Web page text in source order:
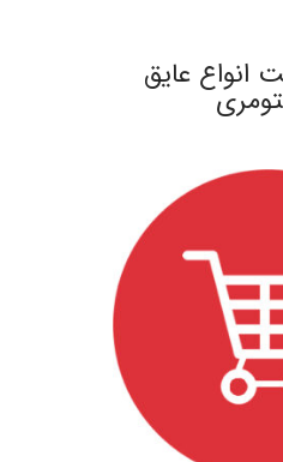
انواع عایق